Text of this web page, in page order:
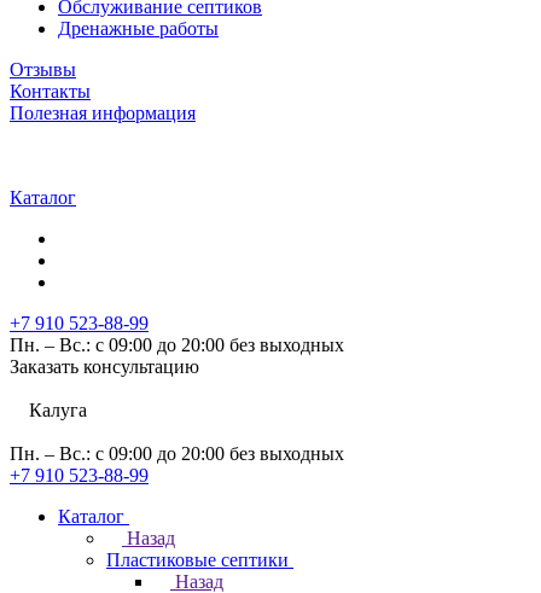
Обслуживание септиков
Дренажные работы
Отзывы
Контакты
Полезная информация
Каталог
+7 910 523-88-99
Пн. – Вс.: с 09:00 до 20:00 без выходных
Заказать консультацию
Калуга
Пн. – Вс.: с 09:00 до 20:00 без выходных
+7 910 523-88-99
Каталог
Назад
Пластиковые септики
Назад